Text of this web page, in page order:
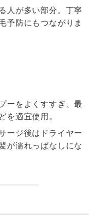
人が多い部分。丁寧
予防にもつながりま
ーをよくすすぎ、最
を適宜使用。
ージ後はドライヤー
が濡れっぱなしにな